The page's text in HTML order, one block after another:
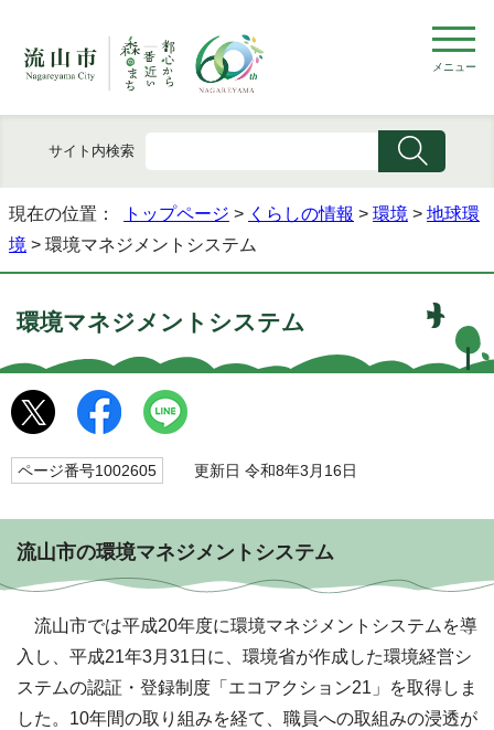
メニュー
サイト内検索
現在の位置： トップページ > くらしの情報 > 環境 > 地球環
境 > 環境マネジメントシステム
環境マネジメントシステム
ページ番号1002605 更新日 令和8年3月16日
流山市の環境マネジメントシステム
流山市では平成20年度に環境マネジメントシステムを導
入し、平成21年3月31日に、環境省が作成した環境経営シ
ステムの認証・登録制度「エコアクション21」を取得しま
した。10年間の取り組みを経て、職員への取組みの浸透が